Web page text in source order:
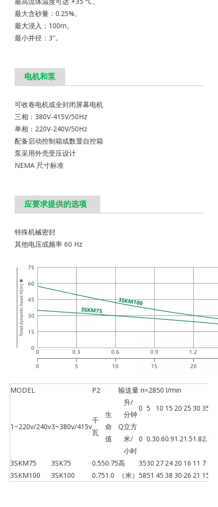
最大含砂量：0.25%。
最大浸入：100m。
最小井径：3"。
电机和泵
可收卷电机或全封闭屏幕电机
三相：380V-415V/50Hz
单相：220V-240V/50Hz
配备启动控制箱或数显自控箱
泵采用外壳受压设计
NEMA 尺寸标准
应要求提供的选项
特殊机械密封
其他电压或频率 60 Hz
MODEL P2 输送量 n=2850 l/min
1~220v/240v3~380v/415v
千
瓦
生
命
值
Q
升/
分钟
0 5 10 15 20 25 30 35
立方
米/
小时
0 0.30.60.91.21.51.82.1
3SKM75 3SK75 0.550.75高
（米）
3530 27 24 20 16 11 7
3SKM100
3SK100 0.751.0 5851 45 38 30 26 21 15